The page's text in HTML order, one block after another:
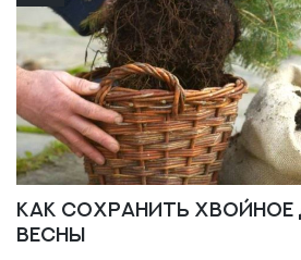
Как сохранить хвойное
весны